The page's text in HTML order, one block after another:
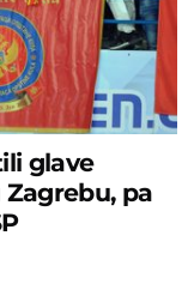
glave
pa